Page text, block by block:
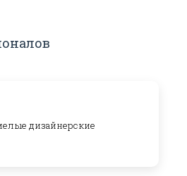
дизайнерские